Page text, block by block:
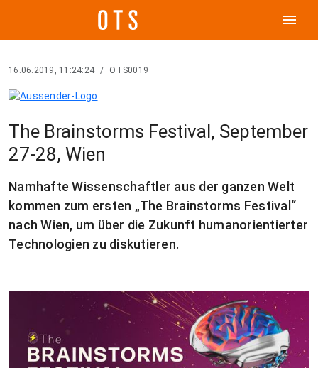
menu
16.06.2019, 11:24:24 / OTS0019
The Brainstorms Festival, September
27-28, Wien
Namhafte Wissenschaftler aus der ganzen Welt
kommen zum ersten „The Brainstorms Festival“
nach Wien, um über die Zukunft humanorientierter
Technologien zu diskutieren.